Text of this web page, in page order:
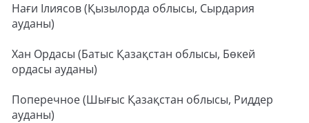
Нағи Ілиясов (Қызылорда облысы, Сырдария
ауданы)
Хан Ордасы (Батыс Қазақстан облысы, Бөкей
ордасы ауданы)
Поперечное (Шығыс Қазақстан облысы, Риддер
ауданы)